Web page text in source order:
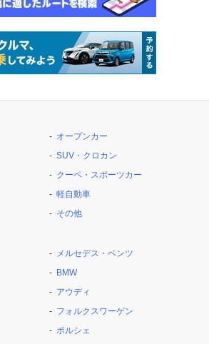
オープンカー
SUV・クロカン
クーペ・スポーツカー
軽自動車
その他
メルセデス・ベンツ
BMW
アウディ
フォルクスワーゲン
ポルシェ